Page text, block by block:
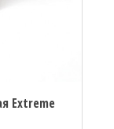
Extreme